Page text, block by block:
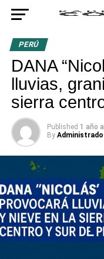
PERÚ
DANA
lluvias,
sierra
Published 1 año
By